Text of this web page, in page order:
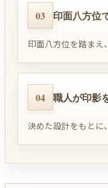
03 印面八方位
印面八方位を踏まえ
04 職人が印影
決めた設計をもとに